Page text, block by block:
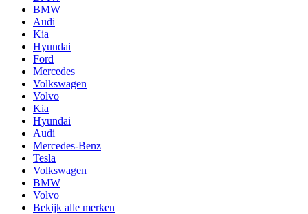
BMW
Audi
Kia
Hyundai
Ford
Mercedes
Volkswagen
Volvo
Kia
Hyundai
Audi
Mercedes-Benz
Tesla
Volkswagen
BMW
Volvo
Bekijk alle merken